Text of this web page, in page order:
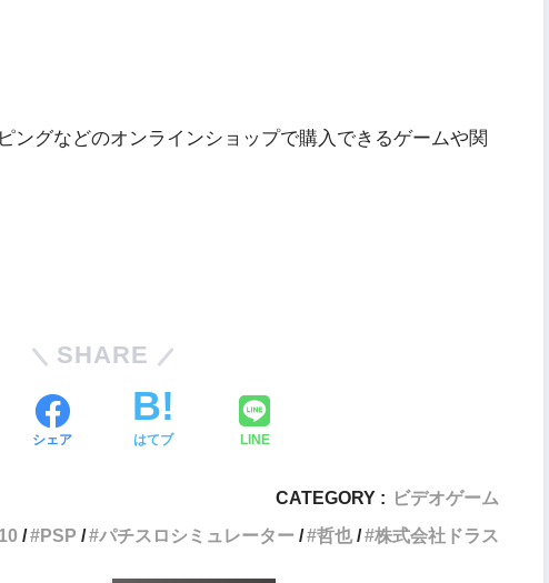
ングなどのオンラインショップで購入できるゲームや関
SHARE
シェア はてブ LINE
CATEGORY : ビデオゲーム
PSP パチスロシミュレーター 哲也 株式会社ドラス
ライン化の挑戦
イジークライマー
クションと障害物突破
Nintendo Switch・人気記事
Switch版『ドラゴンボールZ 超武